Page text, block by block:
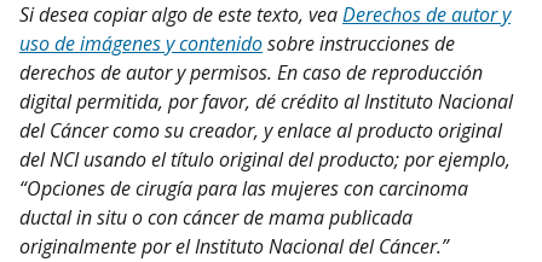
Si desea copiar algo de este texto, veaDerechos de autor y
uso de imágenes y contenidosobre instrucciones de
derechos de autor y permisos. En caso de reproducción
digital permitida, por favor, dé crédito al Instituto Nacional
del Cáncer como su creador, y enlace al producto original
del NCI usando el título original del producto; por ejemplo,
“Opciones de cirugía para las mujeres con carcinoma
ductal in situ o con cáncer de mama publicada
originalmente por el Instituto Nacional del Cáncer.”